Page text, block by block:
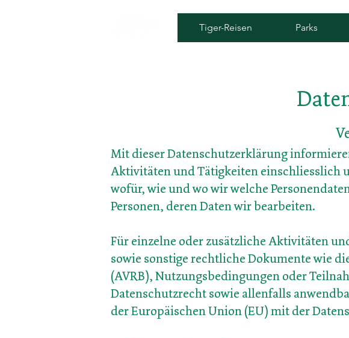
Tiger-Reisen Parks
Mit dieser Datenschutzerklärung
Aktivitäten und Tätigkeiten einschliesslich
wofür, wie undwo wir welche
Personen, deren Daten wir bearbeiten.
Für einzelne oder zusätzliche Aktivitäten
sowie sonstige rechtliche Dokumente wie
(AVRB),Nutzungsbedingungen oder
Datenschutzrecht sowie allenfalls
der Europäischen Union (EU) mit der